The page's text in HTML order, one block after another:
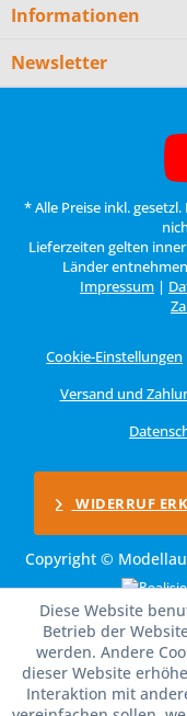
Informationen
Newsletter
* Alle Preise inkl.
Lieferzeiten gelten
Länder
Impressum |
Cookie-Einstellungen
Versand und
WIDERRUF
Copyright ©
Diese Website
Betrieb der
werden. Andere
dieser Website
Interaktion mit